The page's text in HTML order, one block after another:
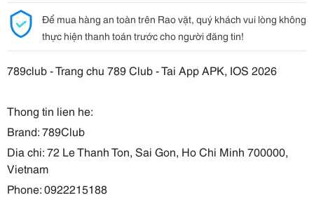
Để mua hàng an toàn trên Rao vặt, quý khách vui lòng không
thực hiện thanh toán trước cho người đăng tin!
789club - Trang chu 789 Club - Tai App APK, IOS 2026
Thong tin lien he:
Brand: 789Club
Dia chi: 72 Le Thanh Ton, Sai Gon, Ho Chi Minh 700000,
Vietnam
Phone: 0922215188